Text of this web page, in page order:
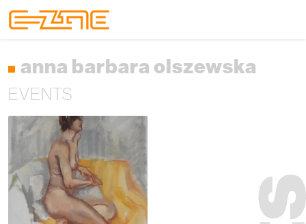
anna barbara olszewska
EVENTS